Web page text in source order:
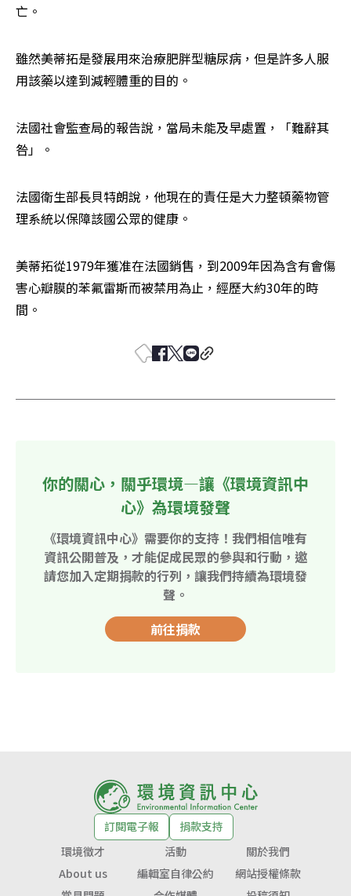
亡。
雖然美蒂拓是發展用來治療肥胖型糖尿病，但是許多人服
用該藥以達到減輕體重的目的。
法國社會監查局的報告說，當局未能及早處置，「難辭其
咎」。
法國衛生部長貝特朗說，他現在的責任是大力整頓藥物管
理系統以保障該國公眾的健康。
美蒂拓從1979年獲准在法國銷售，到2009年因為含有會傷
害心瓣膜的苯氟雷斯而被禁用為止，經歷大約30年的時
間。
你的關心，關乎環境—讓《環境資訊中
心》為環境發聲
《環境資訊中心》需要你的支持！我們相信唯有
資訊公開普及，才能促成民眾的參與和行動，邀
請您加入定期捐款的行列，讓我們持續為環境發
聲。
前往捐款
訂閱電子報
捐款支持
環境徵才
活動
關於我們
About us
編輯室自律公約
網站授權條款